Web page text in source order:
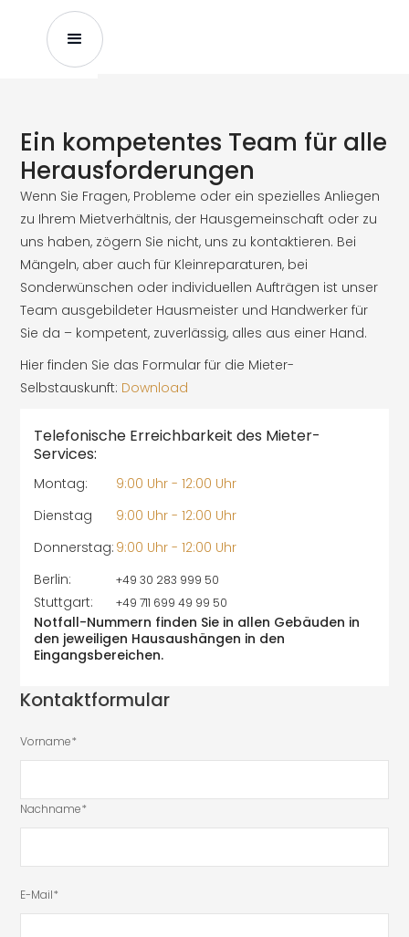
Ein kompetentes Team für alle
Herausforderungen
Wenn Sie Fragen, Probleme oder ein spezielles Anliegen
zu Ihrem Mietverhältnis, der Hausgemeinschaft oder zu
uns haben, zögern Sie nicht, uns zu kontaktieren. Bei
Mängeln, aber auch für Kleinreparaturen, bei
Sonderwünschen oder individuellen Aufträgen ist unser
Team ausgebildeter Hausmeister und Handwerker für
Sie da – kompetent, zuverlässig, alles aus einer Hand.
Hier finden Sie das Formular für die Mieter-
Selbstauskunft: Download
Telefonische Erreichbarkeit des Mieter-
Services:
Montag:
9:00 Uhr - 12:00 Uhr
Dienstag
9:00 Uhr - 12:00 Uhr
Donnerstag: 9:00 Uhr - 12:00 Uhr
Berlin:
+49 30 283 999 50
Stuttgart: +49 711 699 49 99 50
Notfall-Nummern finden Sie in allen Gebäuden in
den jeweiligen Hausaushängen in den
Eingangsbereichen.
Kontaktformular
Vorname*
Nachname*
E-Mail*